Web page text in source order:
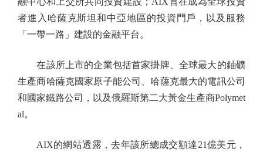
者進入哈薩克斯坦和中亞地區的投資門戶，以及服務
「一帶一路」建設的金融平台。
在該所上市的企業包括首家掛牌、全球最大的鈾礦
生產商哈薩克國家原子能公司、哈薩克最大的電訊公司
和國家鐵路公司，以及俄羅斯第二大黃金生產商Polymet
al。
AIX的網站透露，去年該所總成交額達21億美元，